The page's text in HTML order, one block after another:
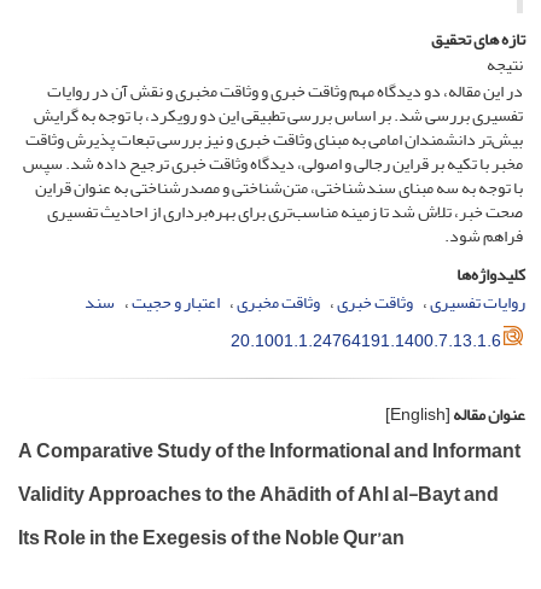
تازه های تحقیق
نتیجه
در این مقاله، دو دیدگاه مهم وثاقت خبری و وثاقت مخبری و نقش آن در روایات
تفسیری بررسی شد. بر اساس بررسی تطبیقی این دو رویکرد، با توجه به گرایش
بیش‌تر دانشمندان امامی به مبنای وثاقت خبری و نیز بررسی تبعات پذیرش وثاقت
مخبر با تکیه بر قراین رجالی و اصولی، دیدگاه وثاقت خبری ترجیح داده شد. سپس
با توجه به سه مبنای سندشناختی، متن‌شناختی و مصدرشناختی به عنوان قراین
صحت خبر، تلاش شد تا زمینه مناسب‌تری برای بهره‌برداری از احادیث تفسیری
فراهم شود.
کلیدواژه‌ها
روایات تفسیری وثاقت خبری وثاقت مخبری اعتبار و حجیت سند
20.1001.1.24764191.1400.7.13.1.6
عنوان مقاله[English]
A Comparative Study of the Informational and Informant
Validity Approaches to the Ahādith of Ahl al-Bayt and
Its Role in the Exegesis of the Noble Qur’an